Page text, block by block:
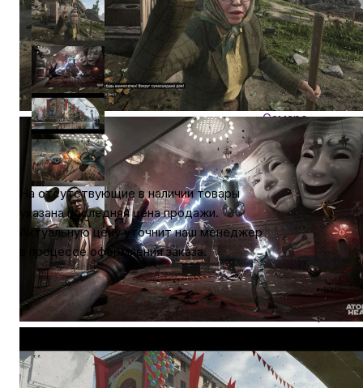
Сервисный центр Apple в Самаре
Подарочные сертификаты
Аудио
На отсутствующие в наличии товары
указана последняя цена продажи.
Актуальную цену уточнит наш менеджер
в процессе оформления заказа.
Хочу в подарок
Гарантия 1 год
Доставкав
Самаре
Самовывоз
Самаре
бесплатно
На
в наличии товары
указана
цена продажи.
Актуальную цену
уточнит наш
менеджер в
оформления